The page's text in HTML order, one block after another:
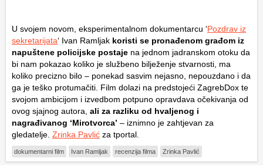
U svojem novom, eksperimentalnom dokumentarcu ‘Pozdrav iz
sekretarijata‘ Ivan Ramljak koristi se pronađenom građom iz
napuštene policijske postaje na jednom jadranskom otoku da
bi nam pokazao koliko je službeno bilježenje stvarnosti, ma
koliko precizno bilo – ponekad sasvim nejasno, nepouzdano i da
ga je teško protumačiti. Film dolazi na predstojeći ZagrebDox te
svojom ambicijom i izvedbom potpuno opravdava očekivanja od
ovog sjajnog autora, ali za razliku od hvaljenog i
nagrađivanog ‘Mirotvorca’ – iznimno je zahtjevan za
gledatelje. Zrinka Pavlić za tportal.
dokumentarni film Ivan Ramljak recenzija filma Zrinka Pavlić